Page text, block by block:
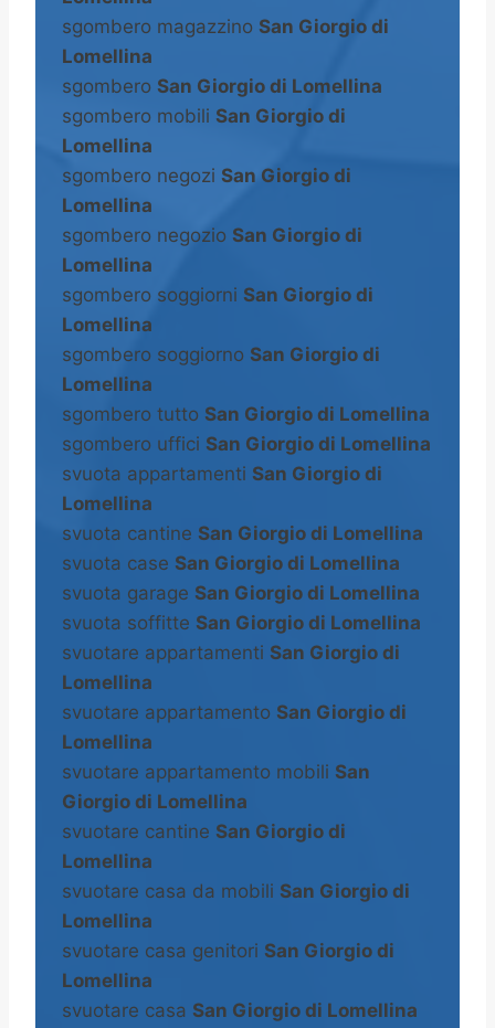
sgombero magazzino San Giorgio di
Lomellina
sgombero San Giorgio di Lomellina
sgombero mobili San Giorgio di
Lomellina
sgombero negozi San Giorgio di
Lomellina
sgombero negozio San Giorgio di
Lomellina
sgombero soggiorni San Giorgio di
Lomellina
sgombero soggiorno San Giorgio di
Lomellina
sgombero tutto San Giorgio di Lomellina
sgombero uffici San Giorgio di Lomellina
svuota appartamenti San Giorgio di
Lomellina
svuota cantine San Giorgio di Lomellina
svuota case San Giorgio di Lomellina
svuota garage San Giorgio di Lomellina
svuota soffitte San Giorgio di Lomellina
svuotare appartamenti San Giorgio di
Lomellina
svuotare appartamento San Giorgio di
Lomellina
svuotare appartamento mobili San
Giorgio di Lomellina
svuotare cantine San Giorgio di
Lomellina
svuotare casa da mobili San Giorgio di
Lomellina
svuotare casa genitori San Giorgio di
Lomellina
svuotare casa San Giorgio di Lomellina